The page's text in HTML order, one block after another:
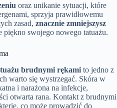
oraz unikanie sytuacji, które
sprzyja prawidłowemu
zasad, znacznie zmniejszysz
piękno swojego nowego tatuażu.
brudnymi rękami to jedno z
warto się wystrzegać. Skóra w
i narażona na infekcje,
otwarta rana. Kontakt z brudnymi
co może prowadzić do